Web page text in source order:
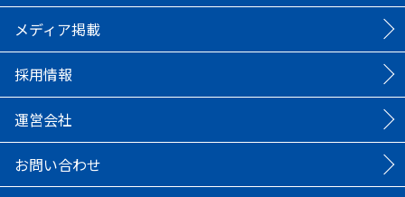
メディア掲載
採用情報
運営会社
お問い合わせ